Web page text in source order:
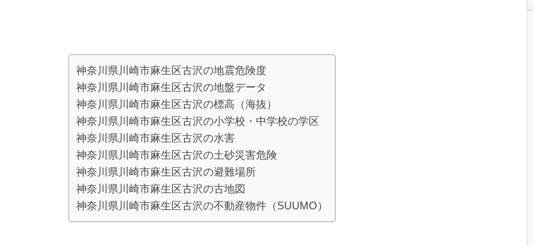
神奈川県川崎市麻生区古沢の地震危険度
神奈川県川崎市麻生区古沢の地盤データ
神奈川県川崎市麻生区古沢の標高（海抜）
神奈川県川崎市麻生区古沢の小学校・中学校の学区
神奈川県川崎市麻生区古沢の水害
神奈川県川崎市麻生区古沢の土砂災害危険
神奈川県川崎市麻生区古沢の避難場所
神奈川県川崎市麻生区古沢の古地図
神奈川県川崎市麻生区古沢の不動産物件（SUUMO）